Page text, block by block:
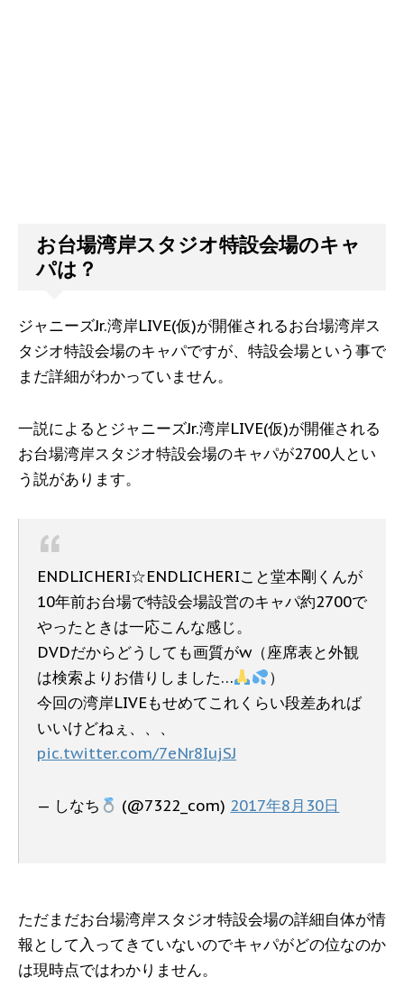
お台場湾岸スタジオ特設会場のキャ
パは？
ジャニーズJr.湾岸LIVE(仮)が開催されるお台場湾岸ス
タジオ特設会場のキャパですが、特設会場という事で
まだ詳細がわかっていません。
一説によるとジャニーズJr.湾岸LIVE(仮)が開催される
お台場湾岸スタジオ特設会場のキャパが2700人とい
う説があります。
ENDLICHERI☆ENDLICHERIこと堂本剛くんが
10年前お台場で特設会場設営のキャパ約2700で
やったときは一応こんな感じ。
DVDだからどうしても画質がw（座席表と外観
は検索よりお借りしました…
）
今回の湾岸LIVEもせめてこれくらい段差あれば
いいけどねぇ、、、
pic.twitter.com/7eNr8IujSJ
— しなち (@7322_com) 2017年8月30日
ただまだお台場湾岸スタジオ特設会場の詳細自体が情
報として入ってきていないのでキャパがどの位なのか
は現時点ではわかりません。